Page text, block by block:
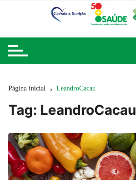
Página inicial LeandroCacau
Tag: LeandroCacau